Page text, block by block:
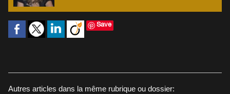
Save
Autres articles dans la même rubrique ou dossier: